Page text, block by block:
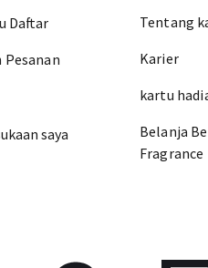
Daftar
Pesanan
saya
Tentang
Karier
kartu
Belanja
Fragrance